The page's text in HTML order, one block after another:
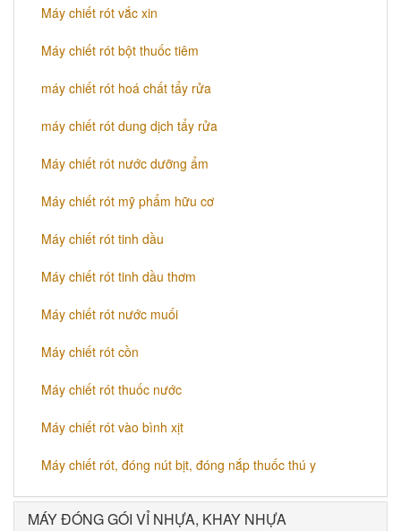
Máy chiết rót vắc xin
Máy chiết rót bột thuốc tiêm
máy chiết rót hoá chất tẩy rửa
máy chiết rót dung dịch tẩy rửa
Máy chiết rót nước dưỡng ẩm
Máy chiết rót mỹ phẩm hữu cơ
Máy chiết rót tinh dầu
Máy chiết rót tinh dầu thơm
Máy chiết rót nước muối
Máy chiết rót cồn
Máy chiết rót thuốc nước
Máy chiết rót vào bình xịt
Máy chiết rót, đóng nút bịt, đóng nắp thuốc thú y
MÁY ĐÓNG GÓI VỈ NHỰA, KHAY NHỰA